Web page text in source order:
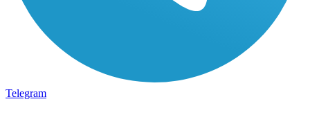
Telegram